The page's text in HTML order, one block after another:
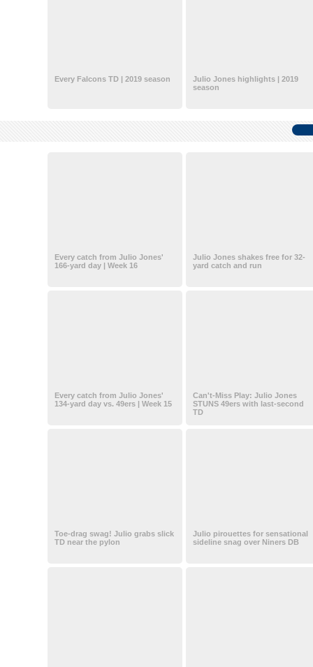
Every Falcons TD | 2019 season
Julio Jones highlights | 2019
season
Every catch from Julio Jones'
166-yard day | Week 16
Julio Jones shakes free for 32-
yard catch and run
Every catch from Julio Jones'
134-yard day vs. 49ers | Week 15
Can't-Miss Play: Julio Jones
STUNS 49ers with last-second
TD
Toe-drag swag! Julio grabs slick
TD near the pylon
Julio pirouettes for sensational
sideline snag over Niners DB